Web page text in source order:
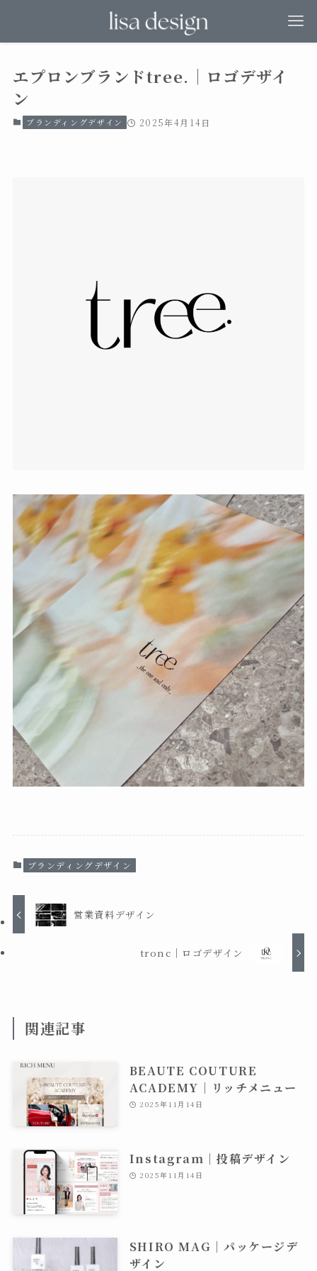
エプロンブランドtree.｜ロゴデザイ
ン
ブランディングデザイン 2025年4月14日
ブランディングデザイン
営業資料デザイン
tronc｜ロゴデザイン
関連記事
BEAUTE COUTURE
ACADEMY｜リッチメニュー
2025年11月14日
Instagram｜投稿デザイン
2025年11月14日
SHIRO MAG｜パッケージデ
ザイン